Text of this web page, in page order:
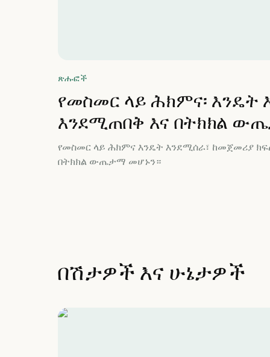
ጽሑፎች
የመስመር ላይ ሕክምና፡ እንዴት
እንደሚጠበቅ እና በትክክል
የመስመር ላይ ሕክምና እንዴት እንደሚሰራ፣ ከመጀመሪያ
በትክክል ውጤታማ መሆኑን።
በሽታዎች እና ሁኔታዎች